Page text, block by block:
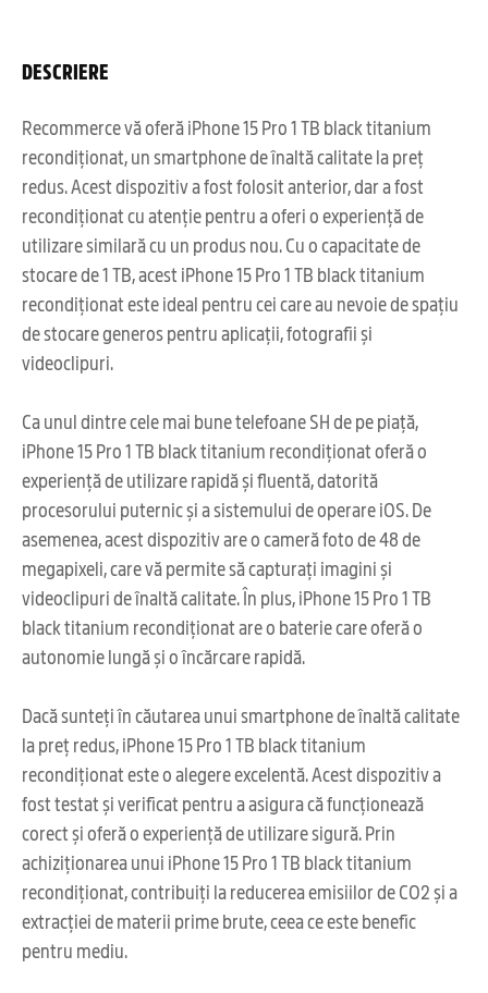
DESCRIERE
Recommerce vă oferă iPhone 15 Pro 1 TB black titanium
recondiționat, un smartphone de înaltă calitate la preț
redus. Acest dispozitiv a fost folosit anterior, dar a fost
recondiționat cu atenție pentru a oferi o experiență de
utilizare similară cu un produs nou. Cu o capacitate de
stocare de 1 TB, acest iPhone 15 Pro 1 TB black titanium
recondiționat este ideal pentru cei care au nevoie de spațiu
de stocare generos pentru aplicații, fotografii și
videoclipuri.
Ca unul dintre cele mai bune telefoane SH de pe piață,
iPhone 15 Pro 1 TB black titanium recondiționat oferă o
experiență de utilizare rapidă și fluentă, datorită
procesorului puternic și a sistemului de operare iOS. De
asemenea, acest dispozitiv are o cameră foto de 48 de
megapixeli, care vă permite să capturați imagini și
videoclipuri de înaltă calitate. În plus, iPhone 15 Pro 1 TB
black titanium recondiționat are o baterie care oferă o
autonomie lungă și o încărcare rapidă.
Dacă sunteți în căutarea unui smartphone de înaltă calitate
la preț redus, iPhone 15 Pro 1 TB black titanium
recondiționat este o alegere excelentă. Acest dispozitiv a
fost testat și verificat pentru a asigura că funcționează
corect și oferă o experiență de utilizare sigură. Prin
achiziționarea unui iPhone 15 Pro 1 TB black titanium
recondiționat, contribuiți la reducerea emisiilor de CO2 și a
extracției de materii prime brute, ceea ce este benefic
pentru mediu.